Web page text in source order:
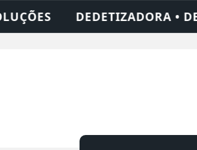
• LIMPEZA DE FOSSA •